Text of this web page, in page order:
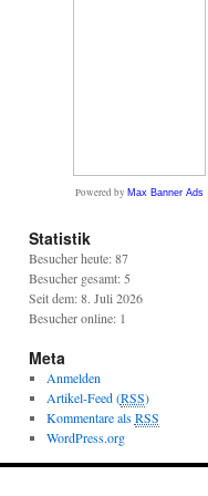
Powered by Max Banner Ads
Statistik
Besucher heute: 87
Besucher gesamt: 5
Seit dem: 8. Juli 2026
Besucher online: 1
Meta
Anmelden
Artikel-Feed (RSS)
Kommentare alsRSS
WordPress.org